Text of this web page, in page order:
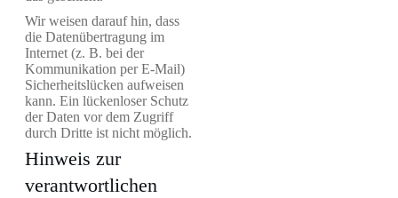
Wir weisen darauf hin, dass
die Datenübertragung im
Internet (z. B. bei der
Kommunikation per E-Mail)
Sicherheitslücken aufweisen
kann. Ein lückenloser Schutz
der Daten vor dem Zugriff
durch Dritte ist nicht möglich.
Hinweis zur
verantwortlichen